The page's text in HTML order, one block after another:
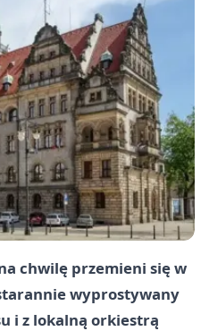
chwilę przemieni się w
wyprostywany
i z lokalną orkiestrą